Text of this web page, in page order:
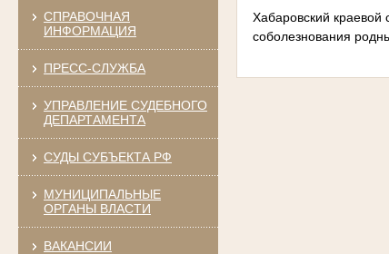
СПРАВОЧНАЯ
ИНФОРМАЦИЯ
ПРЕСС-СЛУЖБА
УПРАВЛЕНИЕ СУДЕБНОГО
ДЕПАРТАМЕНТА
СУДЫ СУБЪЕКТА РФ
МУНИЦИПАЛЬНЫЕ
ОРГАНЫ ВЛАСТИ
ВАКАНСИИ
Хабаровский краевой
соболезнования